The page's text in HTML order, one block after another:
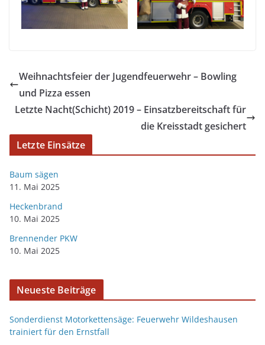
Weihnachtsfeier der Jugendfeuerwehr – Bowling
und Pizza essen
Letzte Nacht(Schicht) 2019 – Einsatzbereitschaft für
die Kreisstadt gesichert
Letzte Einsätze
Baum sägen
11. Mai 2025
Heckenbrand
10. Mai 2025
Brennender PKW
10. Mai 2025
Neueste Beiträge
Sonderdienst Motorkettensäge: Feuerwehr Wildeshausen
trainiert für den Ernstfall